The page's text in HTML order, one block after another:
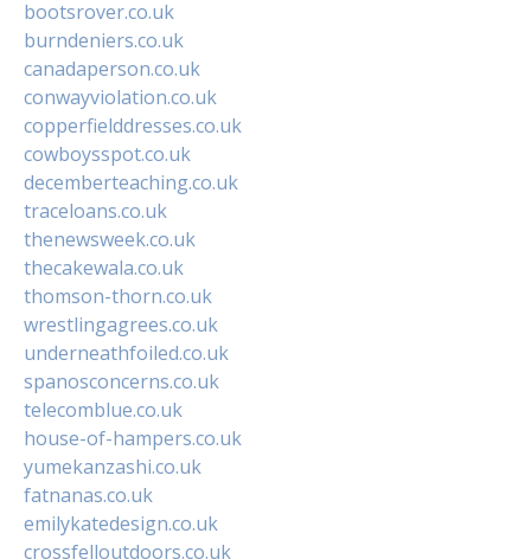
bootsrover.co.uk
burndeniers.co.uk
canadaperson.co.uk
conwayviolation.co.uk
copperfielddresses.co.uk
cowboysspot.co.uk
decemberteaching.co.uk
traceloans.co.uk
thenewsweek.co.uk
thecakewala.co.uk
thomson-thorn.co.uk
wrestlingagrees.co.uk
underneathfoiled.co.uk
spanosconcerns.co.uk
telecomblue.co.uk
house-of-hampers.co.uk
yumekanzashi.co.uk
fatnanas.co.uk
emilykatedesign.co.uk
crossfelloutdoors.co.uk